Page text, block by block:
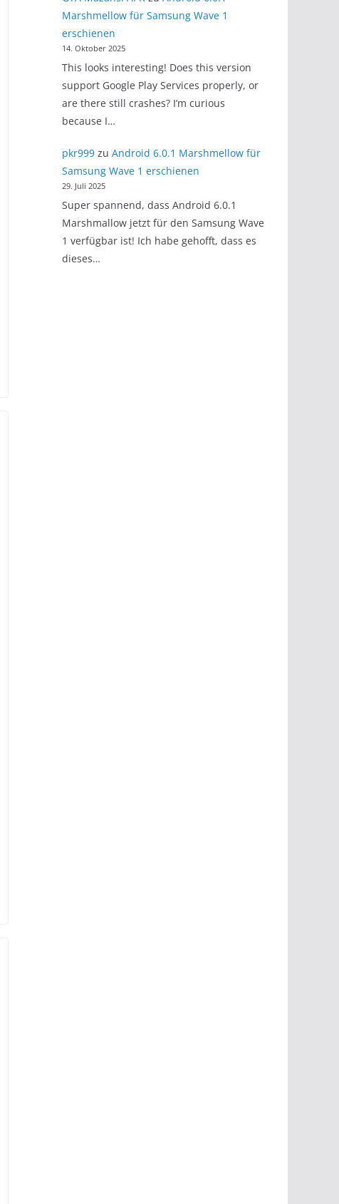
Marshmellow für Samsung Wave 1
erschienen
14. Oktober 2025
This looks interesting! Does this version
support Google Play Services properly, or
are there still crashes? I’m curious
because I…
pkr999zu Android 6.0.1 Marshmellow für
Samsung Wave 1 erschienen
29. Juli 2025
Super spannend, dass Android 6.0.1
Marshmallow jetzt für den Samsung Wave
1 verfügbar ist! Ich habe gehofft, dass es
dieses…